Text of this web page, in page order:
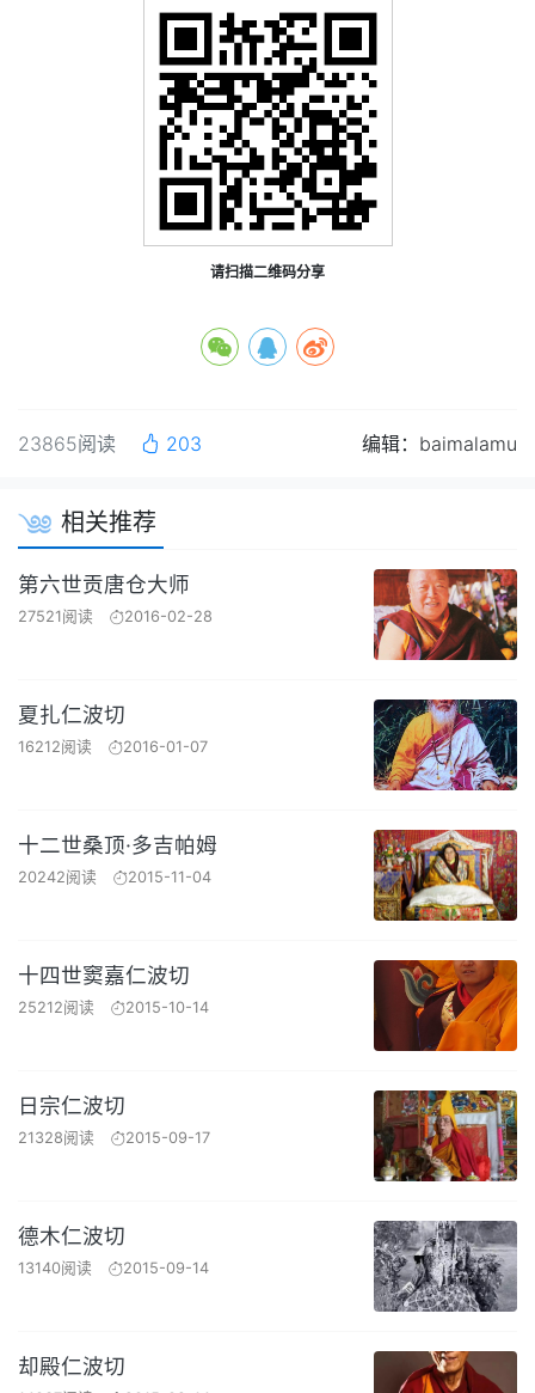
请扫描二维码分享
23865阅读 203 编辑：baimalamu
相关推荐
第六世贡唐仓大师
27521阅读 2016-02-28
夏扎仁波切
16212阅读 2016-01-07
十二世桑顶·多吉帕姆
20242阅读 2015-11-04
十四世窦嘉仁波切
25212阅读 2015-10-14
日宗仁波切
21328阅读 2015-09-17
德木仁波切
13140阅读 2015-09-14
却殿仁波切